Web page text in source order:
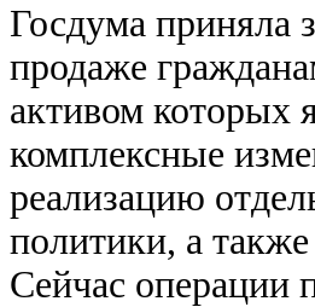
Госдума
продаже
активом которых
комплексные
реализацию
политики, а
Сейчас операции